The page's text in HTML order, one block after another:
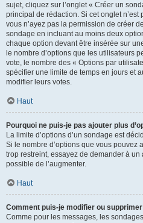
sujet, cliquez sur l’onglet « Créer un
principal de rédaction. Si cet onglet
vous n’ayez pas la permission de créer
sondage en incluant au moins deux
chaque option devant être insérée sur
le nombre d’options que les utilisateurs
vote, le nombre des « Options par
spécifier une limite de temps en jours et
modifier leurs votes.
Haut
Pourquoi ne puis-je pas ajouter plus
La limite d’options d’un sondage est
Si le nombre d’options que vous pouvez
trop restreint, essayez de demander à un
possible de l’augmenter.
Haut
Comment puis-je modifier ou
Comme pour les messages, les